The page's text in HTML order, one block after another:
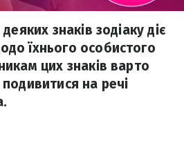
знаків зодіаку діє
їхнього особистого
цих знаків варто
на речі